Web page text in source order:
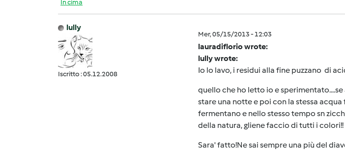
In cima
lully
Iscritto : 05.12.2008
Mer, 05/15/2013 - 12:03
lauradiflorio wrote:
lully wrote:
Io lo lavo, i residui alla fine puzzano di
quello che ho letto io e
stare una notte e poi con la stessa
fermentano e nello stesso tempo sn
della natura, gliene faccio di tutti i colori!!
Sara' fatto!Ne sai sempre una più del